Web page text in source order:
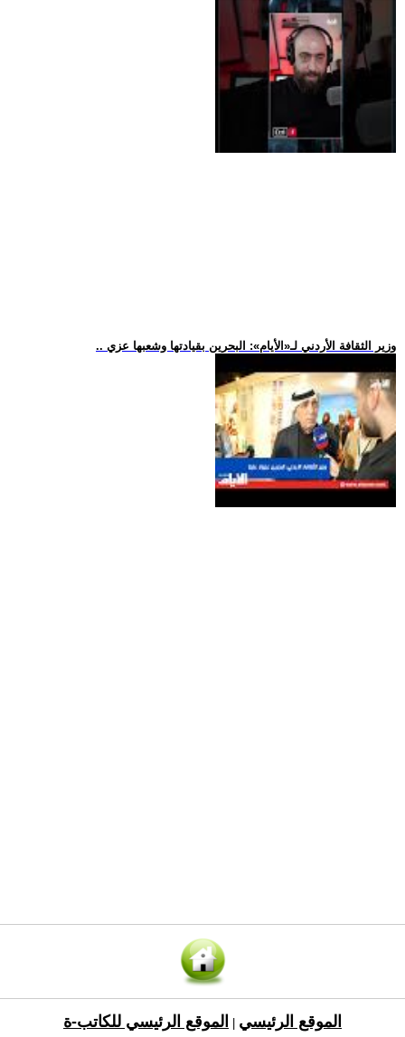
.. وزير الثقافة الأردني لـ«الأيام»: البحرين بقيادتها وشعبها عزي
الموقع الرئيسي الموقع الرئيسي للكاتب-ة